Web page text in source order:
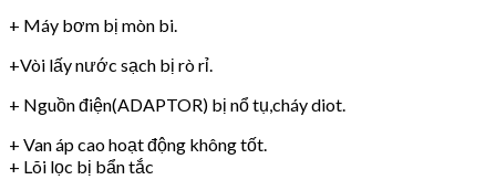
+ Máy bơm bị mòn bi.
+Vòi lấy nước sạch bị rò rỉ.
+ Nguồn điện(ADAPTOR) bị nổ tụ,cháy diot.
+ Van áp cao hoạt động không tốt.
+ Lõi lọc bị bẩn tắc